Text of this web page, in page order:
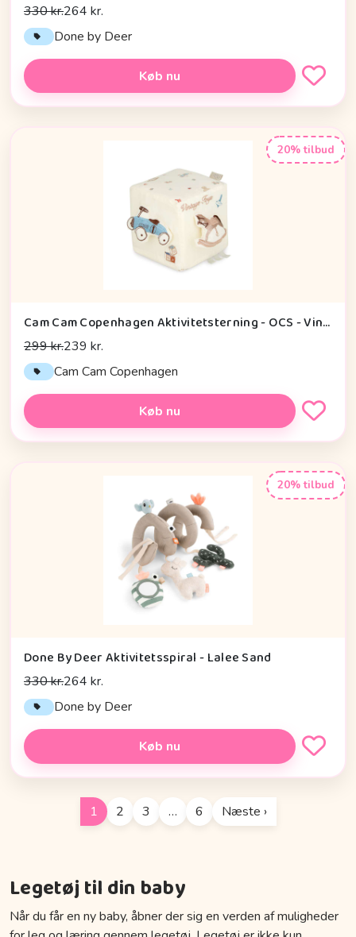
330 kr.264 kr.
Done by Deer
Køb nu
20% tilbud
Cam Cam Copenhagen Aktivitetsterning - OCS - Vintage Toys
299 kr.239 kr.
Cam Cam Copenhagen
Køb nu
20% tilbud
Done By Deer Aktivitetsspiral - Lalee Sand
330 kr.264 kr.
Done by Deer
Køb nu
1 2 3 … 6 Næste ›
Legetøj til din baby
Når du får en ny baby, åbner der sig en verden af muligheder